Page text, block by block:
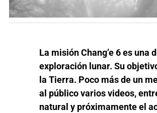
La misión Chang’e 6 es
exploración lunar. Su
la Tierra. Poco más de un
al público varios videos,
natural y próximamente el